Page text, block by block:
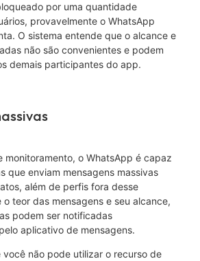
por uma quantidade
provavelmente o WhatsApp
O sistema entende que o alcance e
não são convenientes e podem
demais participantes do app.
monitoramento, o WhatsApp é capaz
que enviam mensagens massivas
além de perfis fora desse
teor das mensagens e seu alcance,
podem ser notificadas
aplicativo de mensagens.
não pode utilizar o recurso de